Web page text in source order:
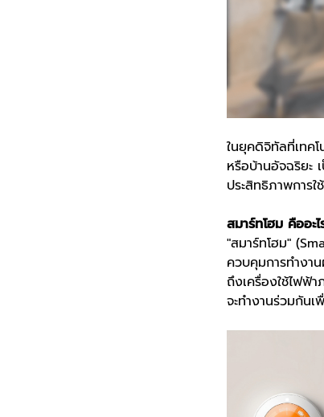
ในยุคดิจิทัลที่เทค
หรือบ้านอัจฉริยะ
ประสิทธิภาพการ
สมาร์ทโฮม คืออะไ
"สมาร์ทโฮม"
ควบคุมการทำงา
ถึงเครื่องใช้ไฟฟ้
จะทำงานร่วมกัน